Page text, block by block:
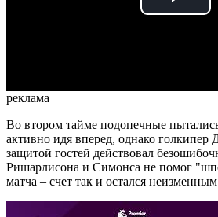
Play
реклама
Во втором тайме подопечные
активно идя вперед, однако голкипер
защитой гостей действовал
Ришарлисона и Симонса не помог
матча – счет так и остался